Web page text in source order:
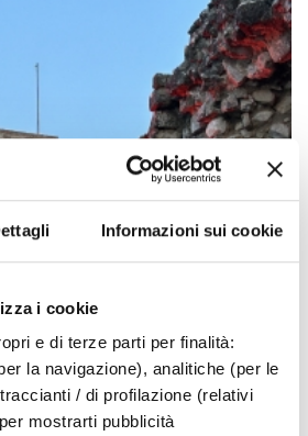
Informazioni sui cookie
i cookie
e di terze parti per finalità:
la navigazione), analitiche (per le
/ di profilazione (relativi
mostrarti pubblicità